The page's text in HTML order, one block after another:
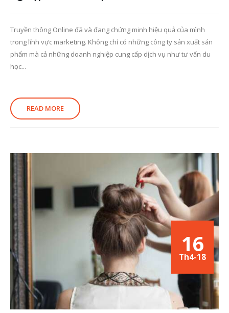
Truyền thông Online đã và đang chứng minh hiệu quả của mình
trong lĩnh vực marketing. Không chỉ có những công ty sản xuất sản
phẩm mà cả những doanh nghiệp cung cấp dịch vụ như tư vấn du
học...
READ MORE
16
Th4-18